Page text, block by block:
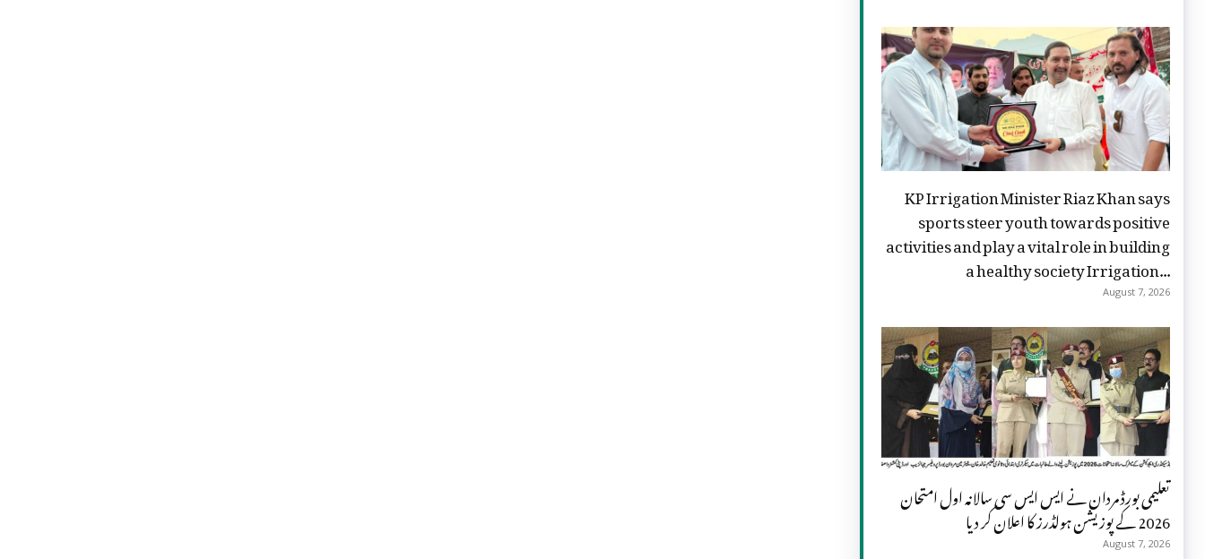
KP Irrigation Minister Riaz Khan says
sports steer youth towards positive
activities and play a vital role in building
a healthy society Irrigation...
August 7, 2026
تعلیمی بورڈ مردان نے ایس ایس سی سالانہ اول امتحان
2026 کے پوزیشن ہولڈرز کا اعلان کر دیا
August 7, 2026